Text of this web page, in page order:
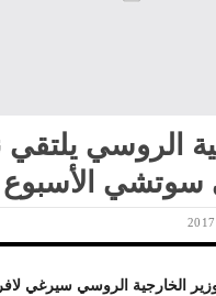
الروسي يلتقي
الأسبوع
الخارجية الروسي سيرغي